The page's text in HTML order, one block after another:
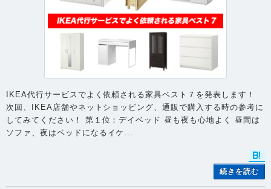
IKEA代行サービスでよく依頼される家具ベスト７を発表します！
次回、IKEA店舗やネットショッピング、通販で購入する時の参考に
してみてください！ 第１位：デイベッド 昼も夜も心地よく 昼間は
ソファ、夜はベッドになるイケ...
続きを読む